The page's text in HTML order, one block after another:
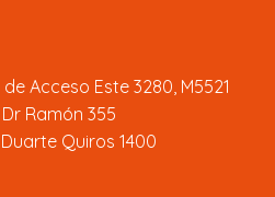
de Acceso Este 3280, M5521
Ramón 355
Quiros 1400